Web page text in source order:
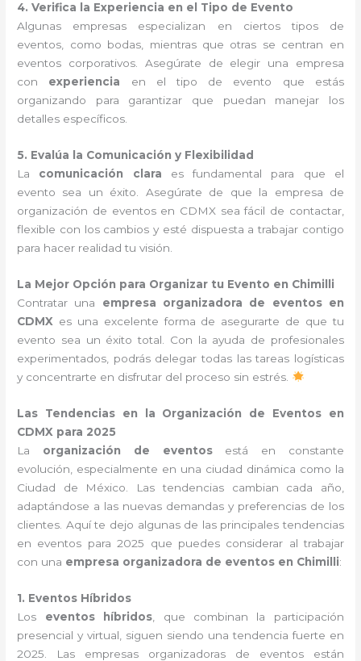
4. Verifica la Experiencia en el Tipo de Evento
Algunas empresas especializan en ciertos tipos de
eventos, como bodas, mientras que otras se centran en
eventos corporativos. Asegúrate de elegir una empresa
con experiencia en el tipo de evento que estás
organizando para garantizar que puedan manejar los
detalles específicos.
5. Evalúa la Comunicación y Flexibilidad
La comunicación clara es fundamental para que el
evento sea un éxito. Asegúrate de que la empresa de
organización de eventos en CDMX sea fácil de contactar,
flexible con los cambios y esté dispuesta a trabajar contigo
para hacer realidad tu visión.
La Mejor Opción para Organizar tu Evento en Chimilli
Contratar una empresa organizadora de eventos en
CDMX es una excelente forma de asegurarte de que tu
evento sea un éxito total. Con la ayuda de profesionales
experimentados, podrás delegar todas las tareas logísticas
y concentrarte en disfrutar del proceso sin estrés.
Las Tendencias en la Organización de Eventos en
CDMX para 2025
La organización de eventosestá en constante
evolución, especialmente en una ciudad dinámica como la
Ciudad de México. Las tendencias cambian cada año,
adaptándose a las nuevas demandas y preferencias de los
clientes. Aquí te dejo algunas de las principales tendencias
en eventos para 2025 que puedes considerar al trabajar
con una empresa organizadora de eventos en Chimilli:
1. Eventos Híbridos
Los eventos híbridos , que combinan la participación
presencial y virtual, siguen siendo una tendencia fuerte en
2025. Las empresas organizadoras de eventos están